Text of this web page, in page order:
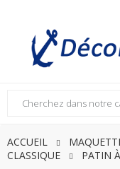
ACCUEIL
CLASSIQUE
PATIN